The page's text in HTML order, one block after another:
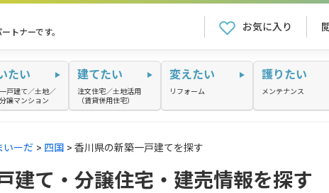
トナーです。
お気に入り
たい
戸建て／土地／
譲マンション
建てたい
注文住宅／土地活用
（賃貸併用住宅）
変えたい
リフォーム
護りたい
メンテナンス
いーだ 四国 香川県の新築一戸建てを探す
建て・分譲住宅・建売情報を探す